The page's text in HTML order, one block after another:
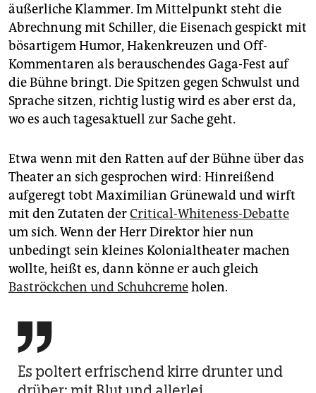
äußerliche Klammer. Im Mittelpunkt steht die
Abrechnung mit Schiller, die Eisenach gespickt mit
bösartigem Humor, Hakenkreuzen und Off-
Kommentaren als berauschendes Gaga-Fest auf
die Bühne bringt. Die Spitzen gegen Schwulst und
Sprache sitzen, richtig lustig wird es aber erst da,
wo es auch tagesaktuell zur Sache geht.
Etwa wenn mit den Ratten auf der Bühne über das
Theater an sich gesprochen wird: Hinreißend
aufgeregt tobt Maximilian Grünewald und wirft
mit den Zutaten derCritical-Whiteness-Debatte
um sich. Wenn der Herr Direktor hier nun
unbedingt sein kleines Kolonialtheater machen
wollte, heißt es, dann könne er auch gleich
Baströckchen und Schuhcremeholen.

Es poltert erfrischend kirre drunter und